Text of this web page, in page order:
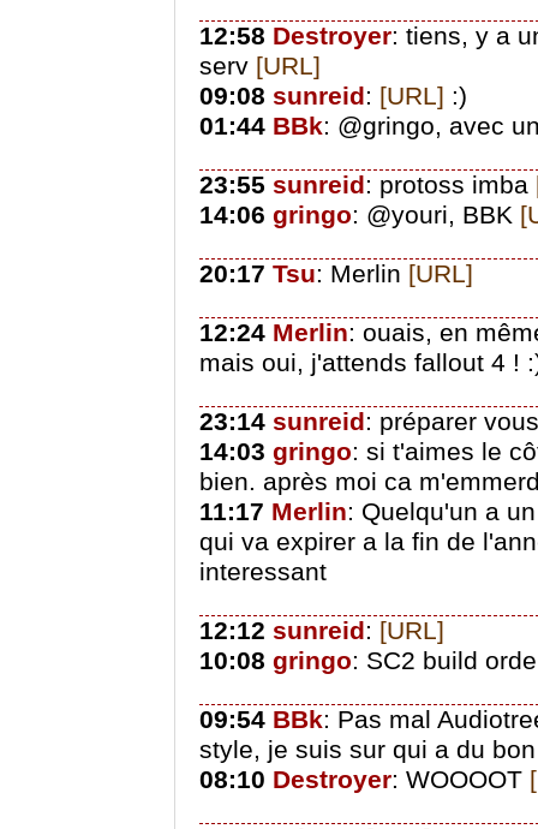
12:58 Destroyer: tiens, y a
serv [URL]
09:08 sunreid: [URL] :)
01:44 BBk: @gringo, avec
23:55 sunreid: protoss imba
14:06 gringo: @youri, BBK
20:17 Tsu: Merlin [URL]
12:24 Merlin: ouais, en
mais oui, j'attends fallout 4 !
23:14 sunreid: préparer
14:03 gringo: si t'aimes le
bien. après moi ca
11:17 Merlin: Quelqu'un a
qui va expirer a la fin de
interessant
12:12 sunreid: [URL]
10:08 gringo: SC2 build
09:54 BBk: Pas mal
style, je suis sur qui a du
08:10 Destroyer: WOOOOT